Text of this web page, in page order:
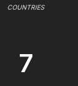
COUNTRIES
7